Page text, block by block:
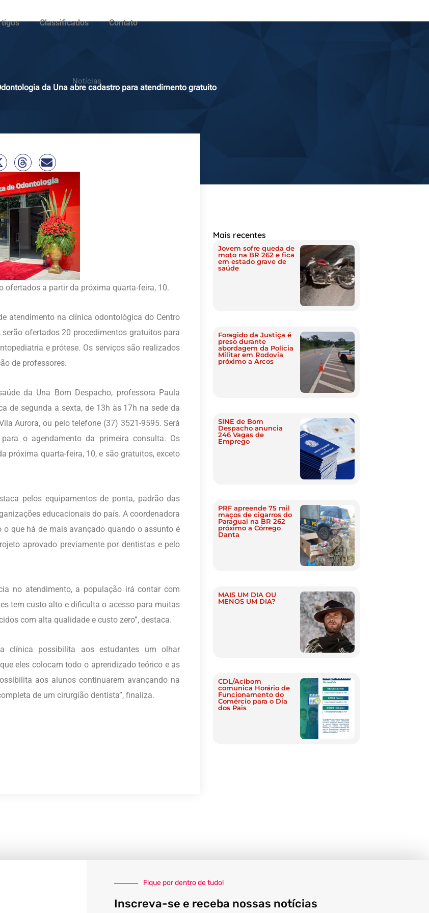
Classificados Contato
Notícias
da Una abre cadastro para atendimento gratuito
ofertados a partir da próxima quarta-feira, 10.
atendimento na clínica odontológica do Centro
ofertados 20 procedimentos gratuitos para
e prótese. Os serviços são realizados
de professores.
da Una Bom Despacho, professora Paula
de segunda a sexta, de 13h às 17h na sede da
Aurora, ou pelo telefone (37) 3521-9595. Será
o agendamento da primeira consulta. Os
próxima quarta-feira, 10, e são gratuitos, exceto
pelos equipamentos de ponta, padrão das
educacionais do país. A coordenadora
que há de mais avançado quando o assunto é
aprovado previamente por dentistas e pelo
no atendimento, a população irá contar com
tem custo alto e dificulta o acesso para muitas
com alta qualidade e custo zero”, destaca.
clínica possibilita aos estudantes um olhar
eles colocam todo o aprendizado teórico e as
aos alunos continuarem avançando na
de um cirurgião dentista”, finaliza.
Mais recentes
Jovem sofre queda de
moto na BR 262 e fica
em estado grave de
saúde
Foragido da Justiça é
preso durante
abordagem da Polícia
Militar em Rodovia
próximo a Arcos
SINE de Bom
Despacho anuncia
246 Vagas de
Emprego
PRF apreende 75 mil
maços de cigarros do
Paraguai na BR 262
próximo a Córrego
Danta
MAIS UM DIA OU
MENOS UM DIA?
CDL/Acibom
comunica Horário de
Funcionamento do
Comércio para o Dia
dos Pais
Fique por dentro de tudo!
Inscreva-se e receba nossas notícias